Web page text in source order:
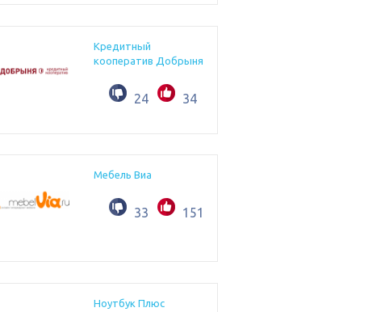
Кредитный
кооператив Добрыня
24 34
Мебель Виа
33 151
Ноутбук Плюс